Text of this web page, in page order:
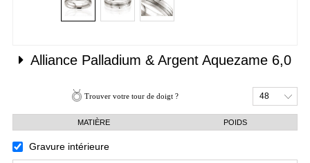
Alliance Palladium & Argent Aquezame 6,0
Trouver votre tour de doigt ? 48
MATIÈRE POIDS
Gravure intérieure